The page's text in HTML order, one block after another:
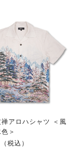
アロハシャツ ＜風
＞
税込）